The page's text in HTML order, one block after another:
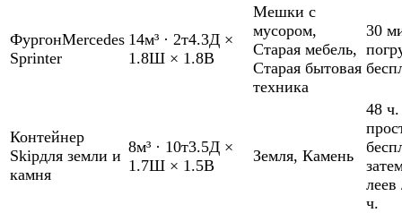
ФургонMercedes
Sprinter
14м³ · 2т4.3Д ×
1.8Ш × 1.8В
Мешки с
мусором,
Старая мебель,
Старая бытовая
техника
30
Контейнер
Skipдля земли и
камня
8м³ · 10т3.5Д ×
1.7Ш × 1.5В
Земля, Камень
48 ч.
леев
ч.